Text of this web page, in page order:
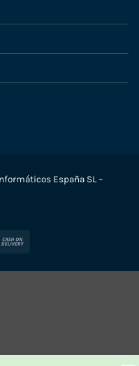
España SL –